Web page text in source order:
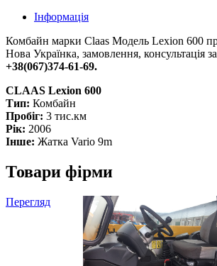
Інформація
Комбайн марки Claas Модель Lexion 600
Нова Українка, замовлення, консультація
+38(067)374-61-69.
CLAAS Lexion 600
Тип: Комбайн
Пробіг: 3 тис.км
Рік: 2006
Інше: Жатка Vario 9m
Товари фірми
Перегляд